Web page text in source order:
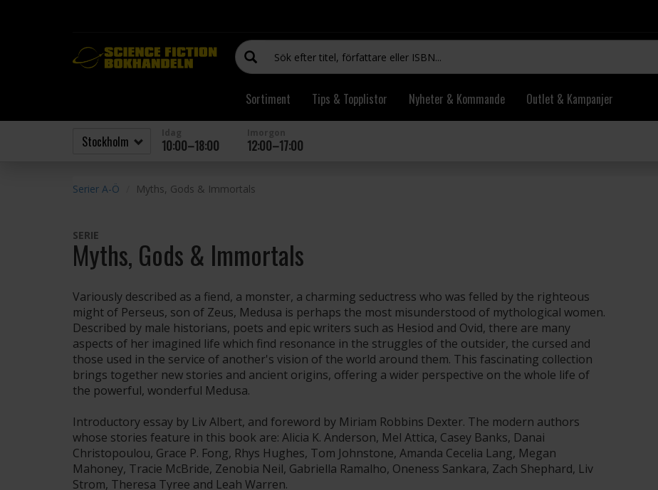
Sortiment Tips & Topplistor Nyheter & Kommande Outlet & Kampanjer
10:00–18:00 12:00–17:00
Serier A-Ö Myths, Gods & Immortals
SERIE
Myths, Gods & Immortals
Variously described as a fiend, a monster, a charming seductress who was felled by the righteous
might of Perseus, son of Zeus, Medusa is perhaps the most misunderstood of mythological women.
Described by male historians, poets and epic writers such as Hesiod and Ovid, there are many
aspects of her imagined life which find resonance in the struggles of the outsider, the cursed and
those used in the service of another's vision of the world around them. This fascinating collection
brings together new stories and ancient origins, offering a wider perspective on the whole life of
the powerful, wonderful Medusa.
Introductory essay by Liv Albert, and foreword by Miriam Robbins Dexter. The modern authors
whose stories feature in this book are: Alicia K. Anderson, Mel Attica, Casey Banks, Danai
Christopoulou, Grace P. Fong, Rhys Hughes, Tom Johnstone, Amanda Cecelia Lang, Megan
Mahoney, Tracie McBride, Zenobia Neil, Gabriella Ramalho, Oneness Sankara, Zach Shephard, Liv
Strom, Theresa Tyree and Leah Warren.